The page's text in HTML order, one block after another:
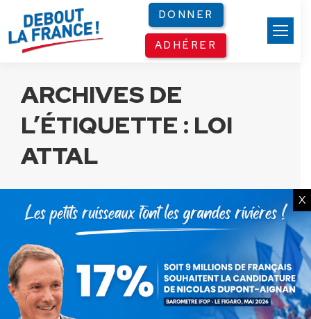
DONNER
ADHÉRER
ARCHIVES DE
L’ÉTIQUETTE : LOI
ATTAL
X
Panneau de gestion des cookies